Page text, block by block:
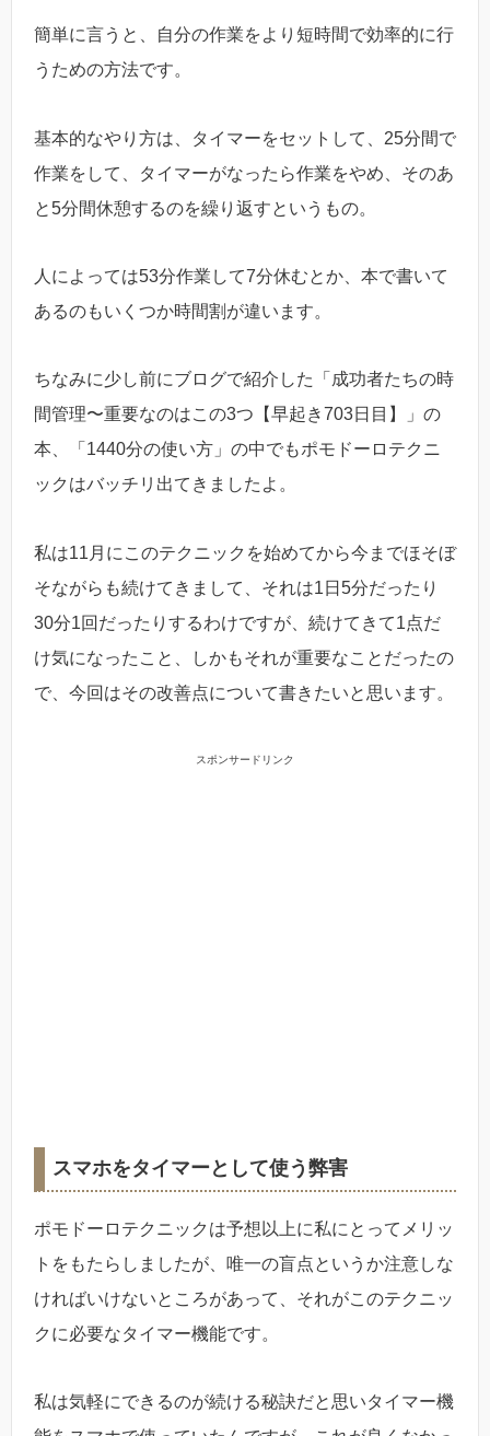
簡単に言うと、自分の作業をより短時間で効率的に行
うための方法です。
基本的なやり方は、タイマーをセットして、25分間で
作業をして、タイマーがなったら作業をやめ、そのあ
と5分間休憩するのを繰り返すというもの。
人によっては53分作業して7分休むとか、本で書いて
あるのもいくつか時間割が違います。
ちなみに少し前にブログで紹介した「成功者たちの時
間管理〜重要なのはこの3つ【早起き703日目】」の
本、「1440分の使い方」の中でもポモドーロテクニ
ックはバッチリ出てきましたよ。
私は11月にこのテクニックを始めてから今までほそぼ
そながらも続けてきまして、それは1日5分だったり
30分1回だったりするわけですが、続けてきて1点だ
け気になったこと、しかもそれが重要なことだったの
で、今回はその改善点について書きたいと思います。
スポンサードリンク
スマホをタイマーとして使う弊害
ポモドーロテクニックは予想以上に私にとってメリッ
トをもたらしましたが、唯一の盲点というか注意しな
ければいけないところがあって、それがこのテクニッ
クに必要なタイマー機能です。
私は気軽にできるのが続ける秘訣だと思いタイマー機